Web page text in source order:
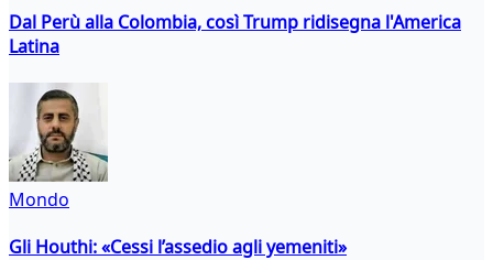
Dal Perù alla Colombia, così Trump ridisegna l'America
Latina
Mondo
Gli Houthi: «Cessi l’assedio agli yemeniti»